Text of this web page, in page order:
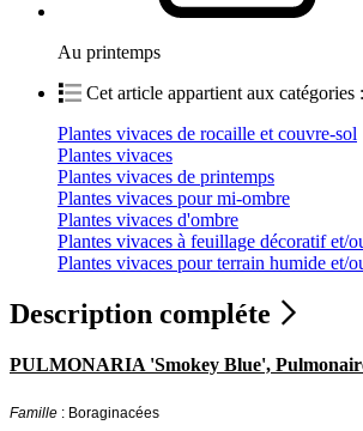
Au printemps
Cet article appartient aux catégories :
Plantes vivaces de rocaille et couvre-sol
Plantes vivaces
Plantes vivaces de printemps
Plantes vivaces pour mi-ombre
Plantes vivaces d'ombre
Plantes vivaces à feuillage décoratif et/
Plantes vivaces pour terrain humide et/
Description compléte
PULMONARIA 'Smokey Blue',
Famille : Boraginacées